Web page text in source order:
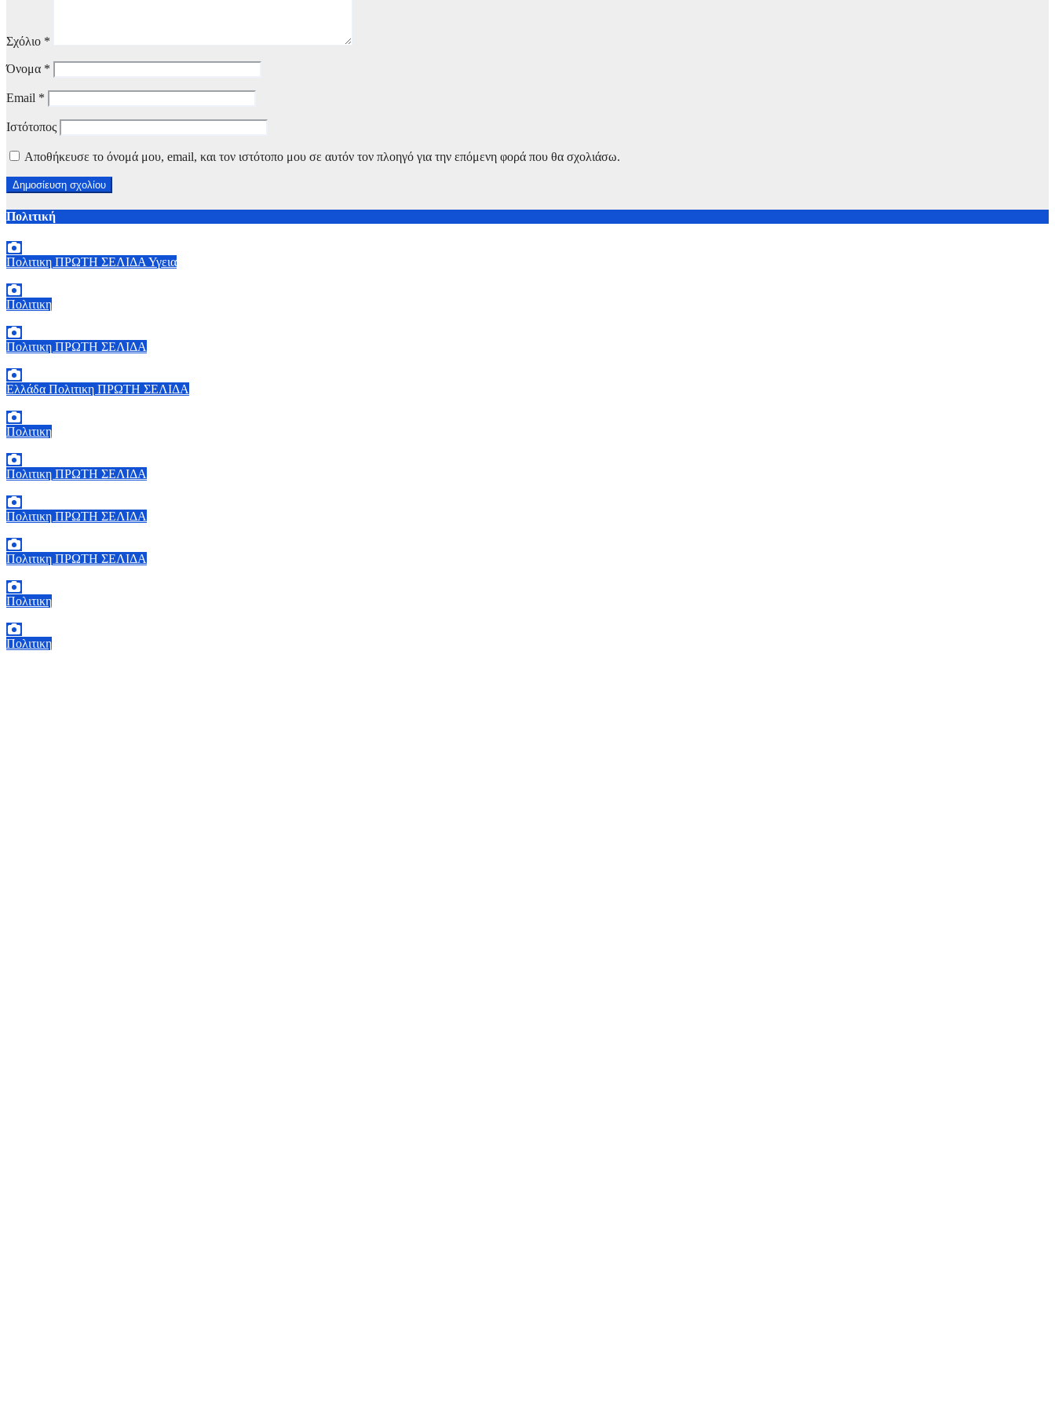
Σχόλιο *
Όνομα *
Email *
Ιστότοπος
Αποθήκευσε το όνομά μου, email, και τον ιστότοπο μου σε αυτόν τον πλοηγό για την επόμενη φορά που θα σχολιάσω.
Πολιτική
Πολιτικη ΠΡΩΤΗ ΣΕΛΙΔΑ Υγεια
Πολιτικη
Πολιτικη ΠΡΩΤΗ ΣΕΛΙΔΑ
Ελλάδα Πολιτικη ΠΡΩΤΗ ΣΕΛΙΔΑ
Πολιτικη
Πολιτικη ΠΡΩΤΗ ΣΕΛΙΔΑ
Πολιτικη ΠΡΩΤΗ ΣΕΛΙΔΑ
Πολιτικη ΠΡΩΤΗ ΣΕΛΙΔΑ
Πολιτικη
Πολιτικη